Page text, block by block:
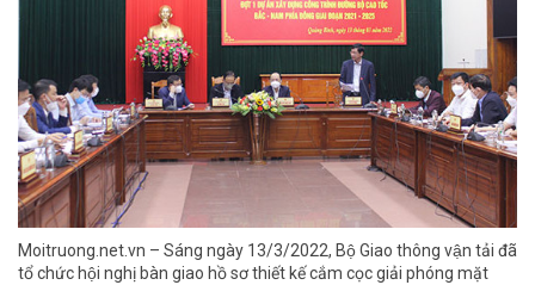
Moitruong.net.vn – Sáng ngày 13/3/2022, Bộ Giao thông vận tải đã
tổ chức hội nghị bàn giao hồ sơ thiết kế cắm cọc giải phóng mặt